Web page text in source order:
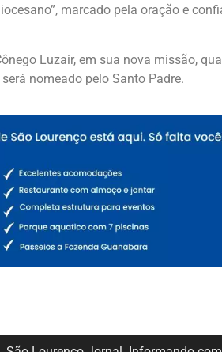
marcado pela oração e
Luzair, em sua nova missão,
nomeado pelo Santo Padre.